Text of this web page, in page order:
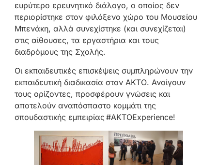
ευρύτερο ερευνητικό διάλογο, ο οποίος δεν
περιορίστηκε στον φιλόξενο χώρο του Μουσείου
Μπενάκη, αλλά συνεχίστηκε (και συνεχίζεται)
στις αίθουσες, τα εργαστήρια και τους
διαδρόμους της Σχολής.
Οι εκπαιδευτικές επισκέψεις συμπληρώνουν την
εκπαιδευτική διαδικασία στον ΑΚΤΟ. Ανοίγουν
τους ορίζοντες, προσφέρουν γνώσεις και
αποτελούν αναπόσπαστο κομμάτι της
σπουδαστικής εμπειρίας #AKTOExperience!